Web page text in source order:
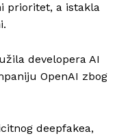
prioritet, a istakla
developera AI
OpenAI zbog
deepfakea,